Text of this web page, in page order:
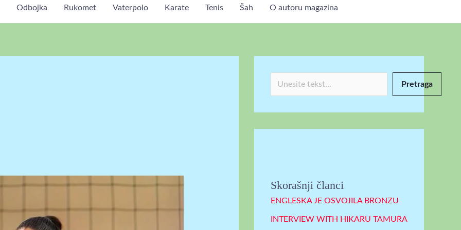
Odbojka Rukomet Vaterpolo Karate Tenis Šah O autoru magazina
P
r
t
r
Pretraga
Skorašnji članci
ENGLESKA JE OSVOJILA BRONZU
INTERVIEW WITH HIKARU TAMURA